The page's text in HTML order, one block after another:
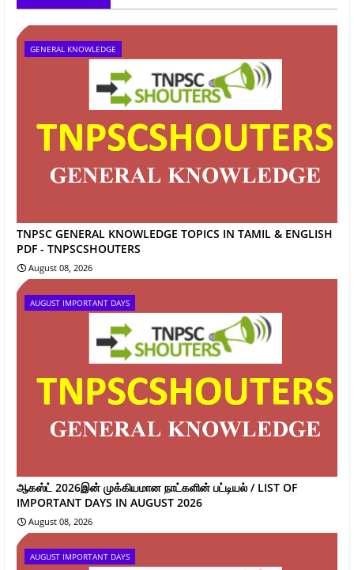
GENERAL KNOWLEDGE
TNPSC GENERAL KNOWLEDGE TOPICS IN TAMIL & ENGLISH
PDF - TNPSCSHOUTERS
August 08, 2026
AUGUST IMPORTANT DAYS
ஆகஸ்ட் 2026இன் முக்கியமான நாட்களின் பட்டியல் / LIST OF
IMPORTANT DAYS IN AUGUST 2026
August 08, 2026
AUGUST IMPORTANT DAYS